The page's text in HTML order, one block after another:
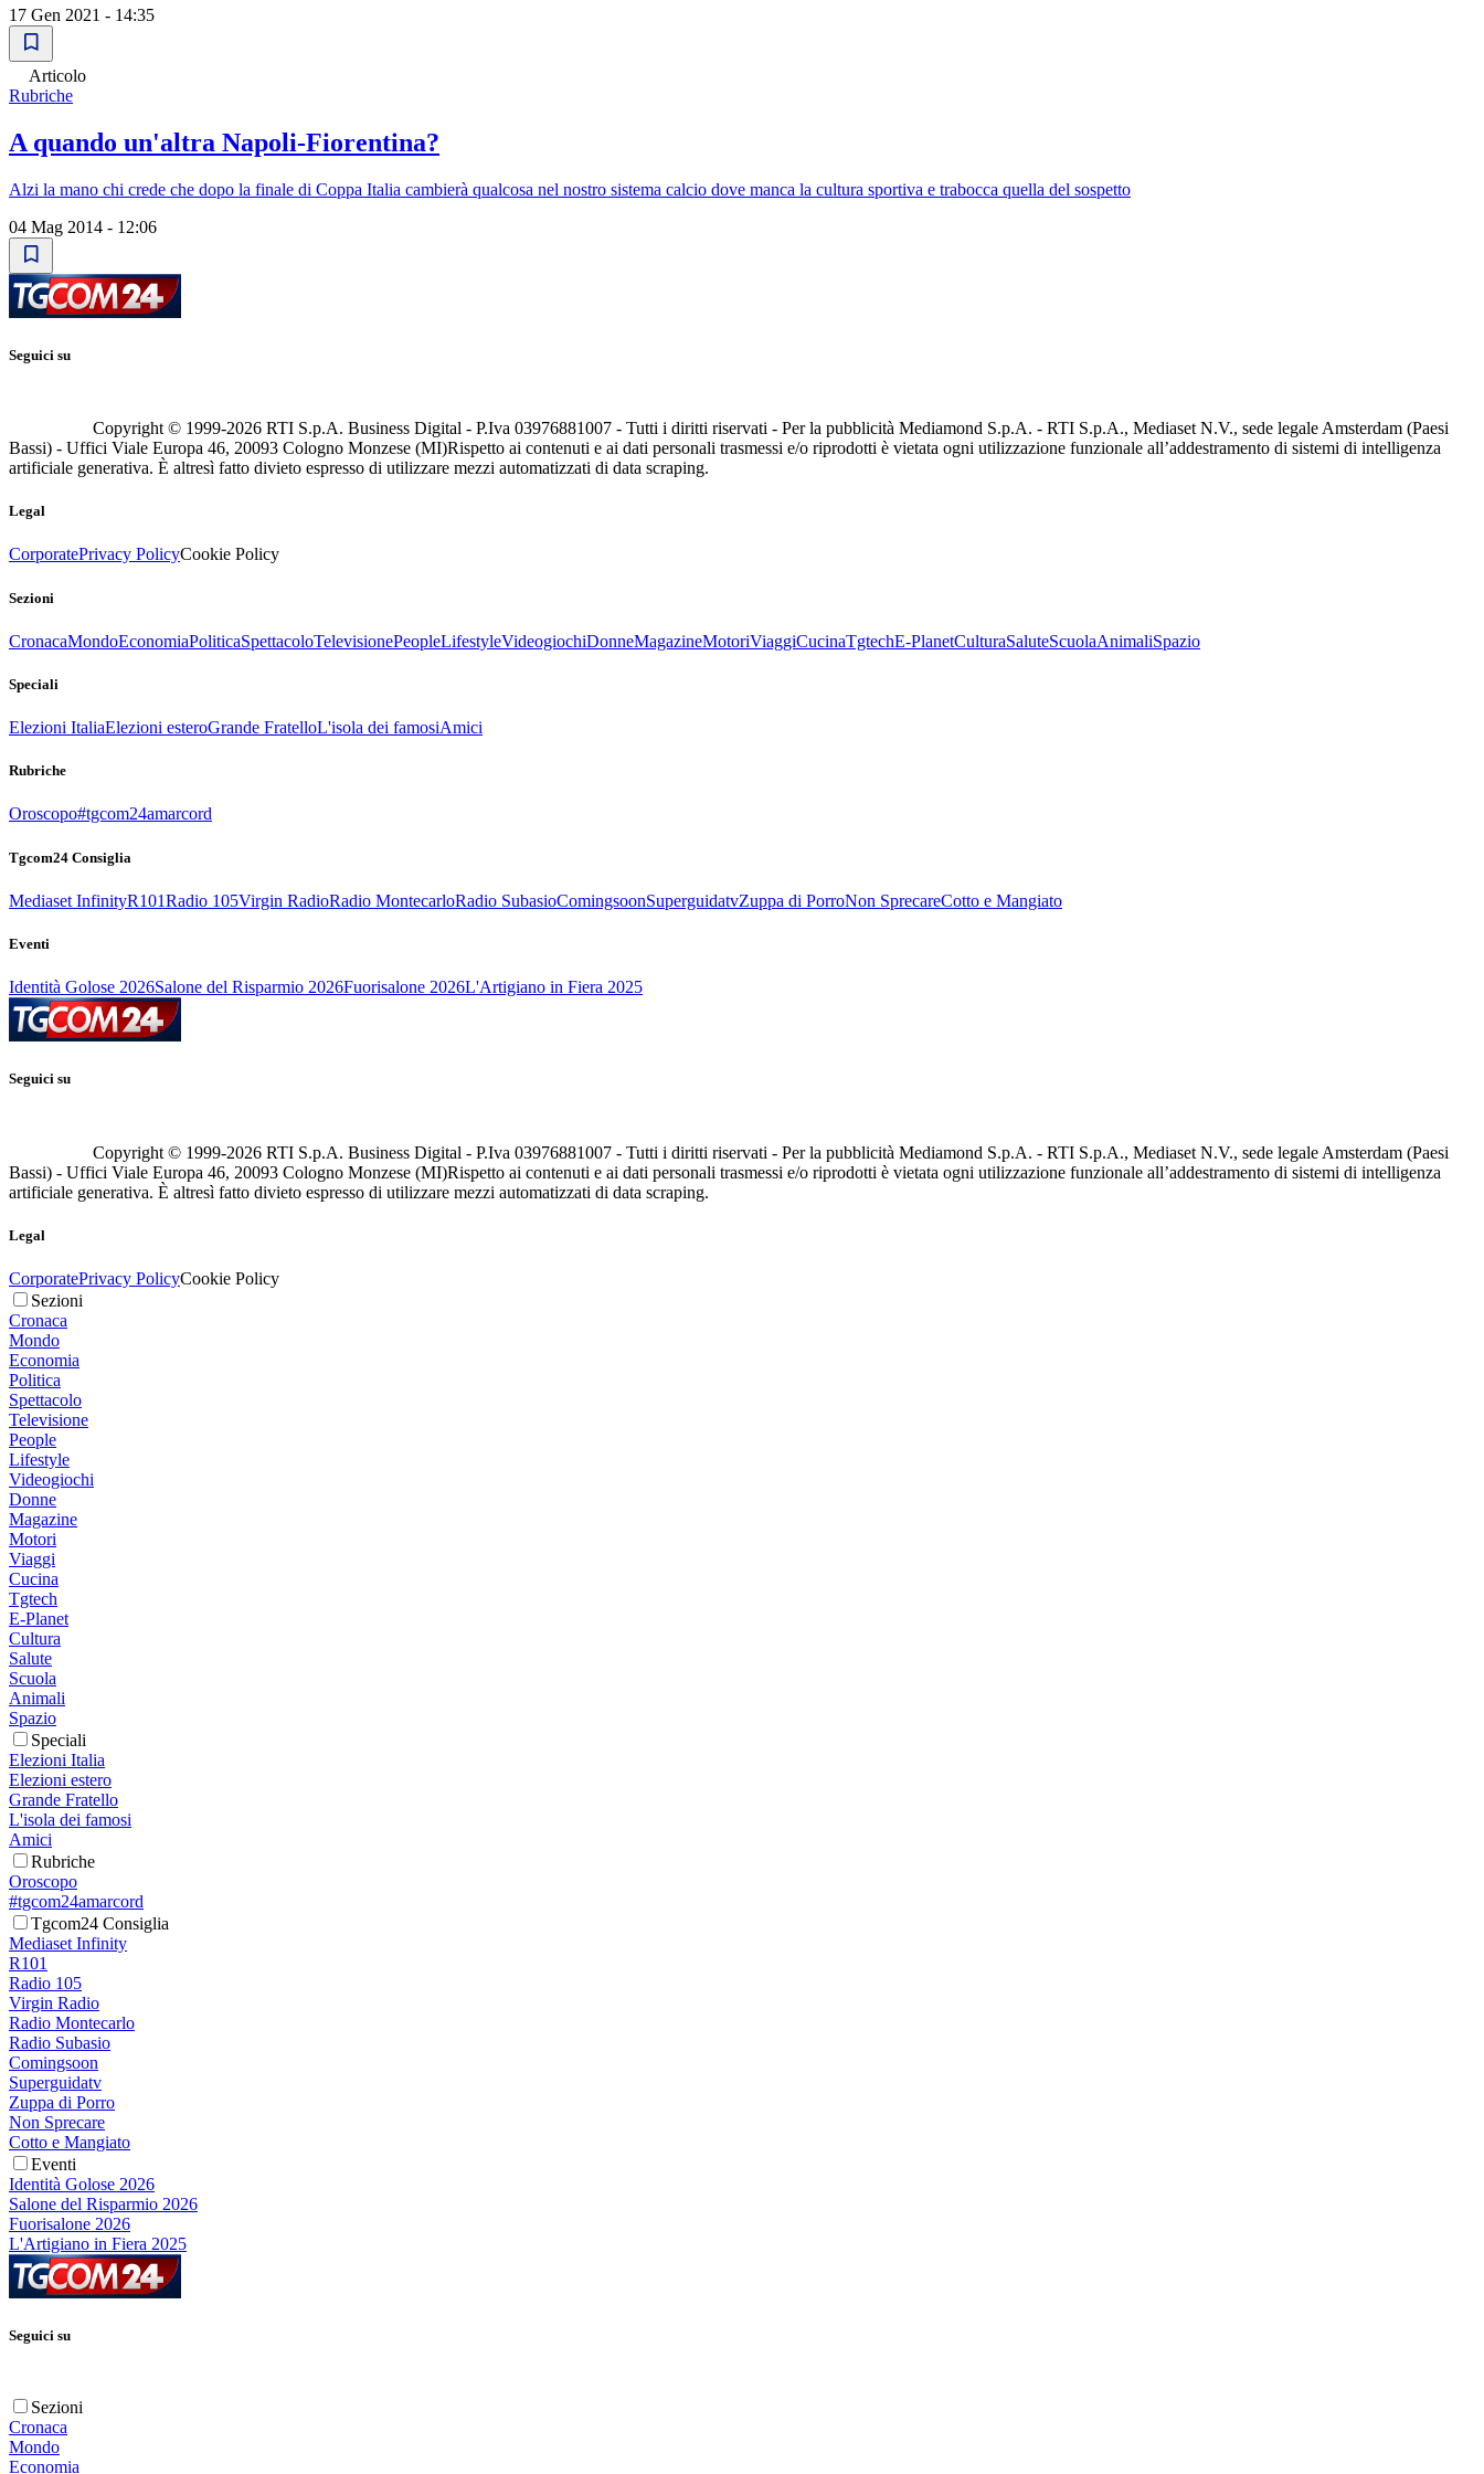
17 Gen 2021 - 14:35
Articolo
Rubriche
A quando un'altra Napoli-Fiorentina?
Alzi la mano chi crede che dopo la finale di Coppa Italia cambierà qualcosa nel nostro sistema calcio dove manca la cultura sportiva e trabocca quella del sospetto
04 Mag 2014 - 12:06
Seguici su
Copyright © 1999-2026 RTI S.p.A. Business Digital - P.Iva 03976881007 - Tutti i diritti riservati - Per la pubblicità Mediamond S.p.A. - RTI S.p.A., Mediaset N.V., sede legale Amsterdam (Paesi
Bassi) - Uffici Viale Europa 46, 20093 Cologno Monzese (MI)Rispetto ai contenuti e ai dati personali trasmessi e/o riprodotti è vietata ogni utilizzazione funzionale all’addestramento di sistemi di intelligenza
artificiale generativa. È altresì fatto divieto espresso di utilizzare mezzi automatizzati di data scraping.
Legal
CorporatePrivacy PolicyCookie Policy
Sezioni
CronacaMondoEconomiaPoliticaSpettacoloTelevisionePeopleLifestyleVideogiochiDonneMagazineMotoriViaggiCucinaTgtechE-PlanetCulturaSaluteScuolaAnimaliSpazio
Speciali
Elezioni ItaliaElezioni esteroGrande FratelloL'isola dei famosiAmici
Rubriche
Oroscopo#tgcom24amarcord
Tgcom24 Consiglia
Mediaset InfinityR101Radio 105Virgin RadioRadio MontecarloRadio SubasioComingsoonSuperguidatvZuppa di PorroNon SprecareCotto e Mangiato
Eventi
Identità Golose 2026Salone del Risparmio 2026Fuorisalone 2026L'Artigiano in Fiera 2025
Seguici su
Copyright © 1999-2026 RTI S.p.A. Business Digital - P.Iva 03976881007 - Tutti i diritti riservati - Per la pubblicità Mediamond S.p.A. - RTI S.p.A., Mediaset N.V., sede legale Amsterdam (Paesi
Bassi) - Uffici Viale Europa 46, 20093 Cologno Monzese (MI)Rispetto ai contenuti e ai dati personali trasmessi e/o riprodotti è vietata ogni utilizzazione funzionale all’addestramento di sistemi di intelligenza
artificiale generativa. È altresì fatto divieto espresso di utilizzare mezzi automatizzati di data scraping.
Legal
CorporatePrivacy PolicyCookie Policy
Sezioni
Cronaca
Mondo
Economia
Politica
Spettacolo
Televisione
People
Lifestyle
Videogiochi
Donne
Magazine
Motori
Viaggi
Cucina
Tgtech
E-Planet
Cultura
Salute
Scuola
Animali
Spazio
Speciali
Elezioni Italia
Elezioni estero
Grande Fratello
L'isola dei famosi
Amici
Rubriche
Oroscopo
#tgcom24amarcord
Tgcom24 Consiglia
Mediaset Infinity
R101
Radio 105
Virgin Radio
Radio Montecarlo
Radio Subasio
Comingsoon
Superguidatv
Zuppa di Porro
Non Sprecare
Cotto e Mangiato
Eventi
Identità Golose 2026
Salone del Risparmio 2026
Fuorisalone 2026
L'Artigiano in Fiera 2025
Seguici su
Sezioni
Cronaca
Mondo
Economia